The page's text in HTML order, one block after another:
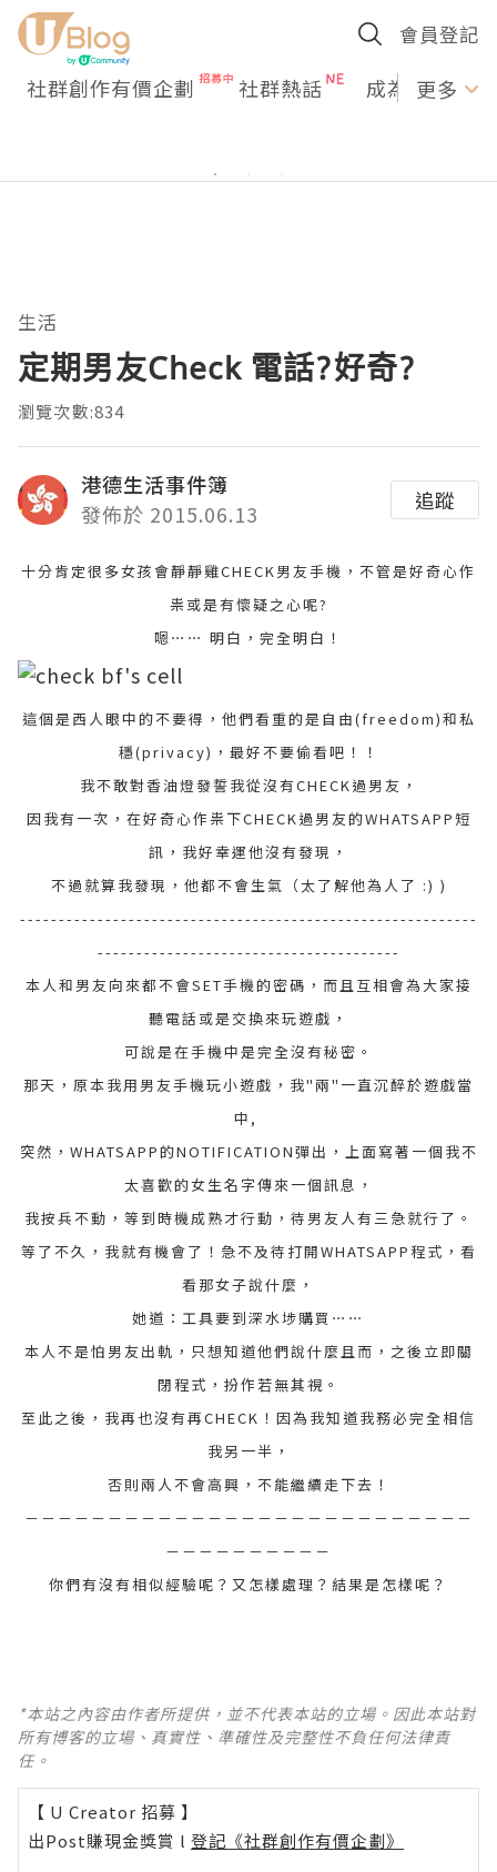
會員登記
社群創作有價企劃 社群熱話 成為U更多
生活
定期男友Check 電話?好奇?
瀏覽次數:834
港德生活事件簿
發佈於 2015.06.13
追蹤
十分肯定很多女孩會靜靜雞CHECK男友手機，不管是好奇心作
祟或是有懷疑之心呢?
嗯⋯⋯ 明白，完全明白！
這個是西人眼中的不要得，他們看重的是自由(freedom)和私
穩(privacy)，最好不要偷看吧！！
我不敢對香油燈發誓我從沒有CHECK過男友，
因我有一次，在好奇心作祟下CHECK過男友的WHATSAPP短
訊，我好幸運他沒有發現，
不過就算我發現，他都不會生氣（太了解他為人了 :) )
-----------------------------------------------------------
---------------------------------------
本人和男友向來都不會SET手機的密碼，而且互相會為大家接
聽電話或是交換來玩遊戲，
可說是在手機中是完全沒有秘密。
那天，原本我用男友手機玩小遊戲，我"兩"一直沉醉於遊戲當
中,
突然，WHATSAPP的NOTIFICATION彈出，上面寫著一個我不
太喜歡的女生名字傳來一個訊息，
我按兵不動，等到時機成熟才行動，待男友人有三急就行了。
等了不久，我就有機會了！急不及待打開WHATSAPP程式，看
看那女子說什麼，
她道：工具要到深水埗購買⋯⋯
本人不是怕男友出軌，只想知道他們說什麼且而，之後立即關
閉程式，扮作若無其視。
至此之後，我再也沒有再CHECK！因為我知道我務必完全相信
我另一半，
否則兩人不會高興，不能繼續走下去！
－－－－－－－－－－－－－－－－－－－－－－－－－－－
－－－－－－－－－－
你們有沒有相似經驗呢？又怎樣處理？結果是怎樣呢？
*本站之內容由作者所提供，並不代表本站的立場。因此本站對
所有博客的立場、真實性、準確性及完整性不負任何法律責
任。
【 U Creator 招募 】
出Post賺現金獎賞 l 登記《社群創作有價企劃》